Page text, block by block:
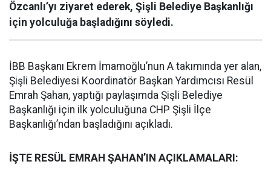
Özcanlı’yı ziyaret ederek, Şişli Belediye Başkanlığı
için yolculuğa başladığını söyledi.
İBB Başkanı Ekrem İmamoğlu’nun A takımında yer alan,
Şişli Belediyesi Koordinatör Başkan Yardımcısı Resül
Emrah Şahan, yaptığı paylaşımda Şişli Belediye
Başkanlığı için ilk yolculuğuna CHP Şişli İlçe
Başkanlığı’ndan başladığını açıkladı.
İŞTE RESÜL EMRAH ŞAHAN’IN AÇIKLAMALARI: